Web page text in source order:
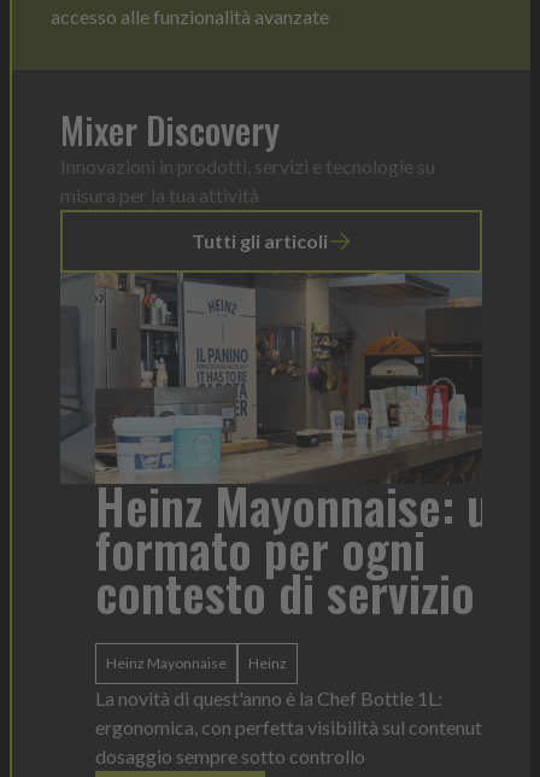
accesso alle funzionalità avanzate
Mixer Discovery
Innovazioni in prodotti, servizi e tecnologie su
misura per la tua attività
Tutti gli articoli
Heinz Mayonnaise: un
formato per ogni
contesto di servizio
Heinz Mayonnaise Heinz
La novità di quest'anno è la Chef Bottle 1L:
ergonomica, con perfetta visibilità sul contenuto e
dosaggio sempre sotto controllo